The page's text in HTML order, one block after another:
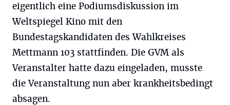
eigentlich eine Podiumsdiskussion im
Weltspiegel Kino mit den
Bundestagskandidaten des Wahlkreises
Mettmann 103 stattfinden. Die GVM als
Veranstalter hatte dazu eingeladen, musste
die Veranstaltung nun aber krankheitsbedingt
absagen.